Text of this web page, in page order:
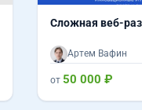
Сложная веб-
Артем Вафин
от 50 000 ₽